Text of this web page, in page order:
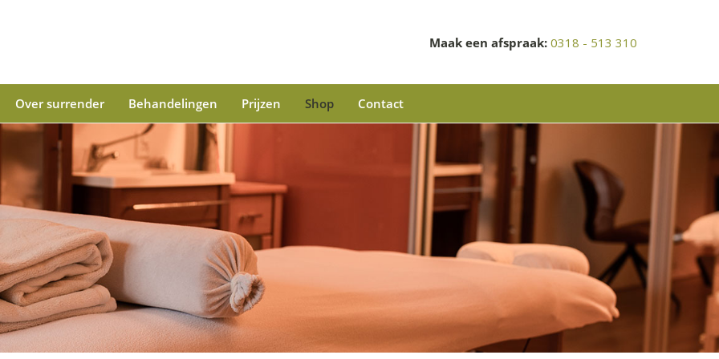
Maak een afspraak: 0318 - 513 310
Over surrender Behandelingen Prijzen Shop Contact